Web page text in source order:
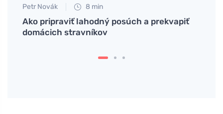
Petr Novák 8 min
Ako pripraviť lahodný posúch a prekvapiť
domácich stravníkov